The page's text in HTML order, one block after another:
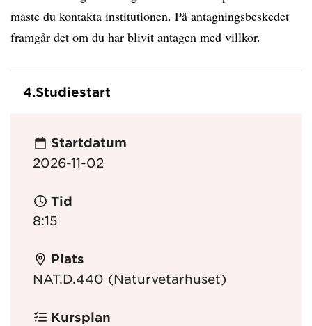
måste du kontakta institutionen. På antagningsbeskedet
framgår det om du har blivit antagen med villkor.
4.Studiestart
Startdatum
2026-11-02
Tid
8:15
Plats
NAT.D.440 (Naturvetarhuset)
Kursplan